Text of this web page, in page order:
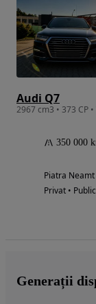
Audi Q7
350 000
Piatra
Privat •
Generații